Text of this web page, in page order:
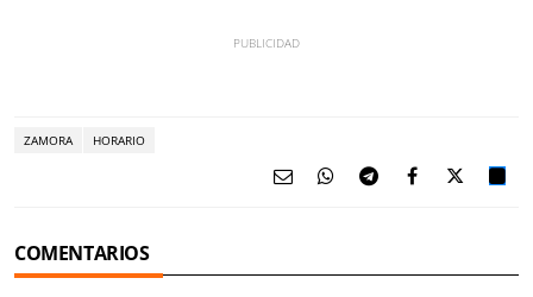
ZAMORA HORARIO
COMENTARIOS